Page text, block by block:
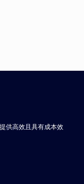
供高效且具有成本效